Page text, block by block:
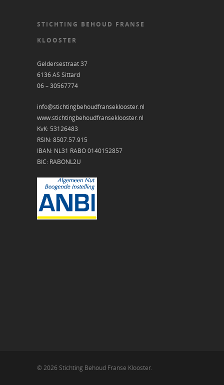
STICHTING BEHOUD FRANSE
KLOOSTER
Geldersestraat 37
6136 AS Sittard
06 – 30567774
info@stichtingbehoudfranseklooster.nl
www.stichtingbehoudfranseklooster.nl
KvK: 53126483
RSIN: 8507.57.915
IBAN: NL31 RABO 0140152857
BIC: RABONL2U
© 2026 Stichting Behoud Franse Klooster.